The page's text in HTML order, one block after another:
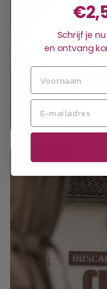
Schrijf je
en ontvang